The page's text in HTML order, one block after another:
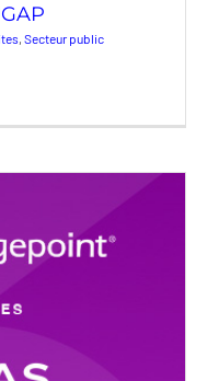
, Secteur public